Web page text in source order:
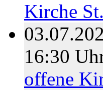
Kirche
16:30
offene